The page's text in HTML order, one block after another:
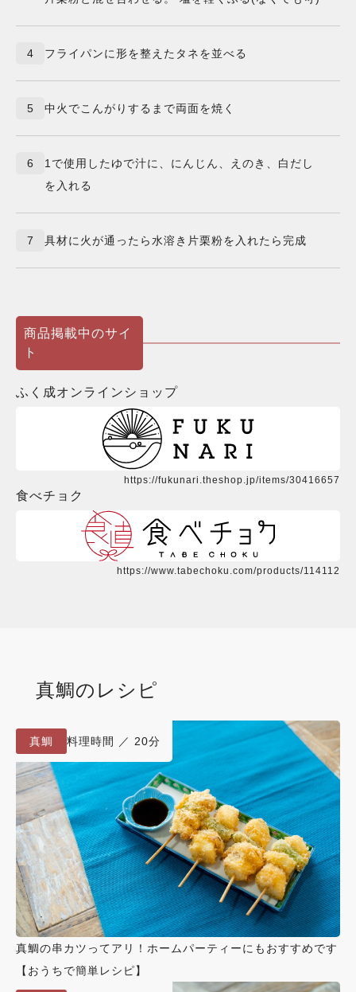
4 フライパンに形を整えたタネを並べる
5 中火でこんがりするまで両面を焼く
6
1で使用したゆで汁に、にんじん、えのき、白だし
を入れる
7 具材に火が通ったら水溶き片栗粉を入れたら完成
商品掲載中のサイ
ト
ふく成オンラインショップ
https://fukunari.theshop.jp/items/30416657
食べチョク
https://www.tabechoku.com/products/114112
真鯛のレシピ
真鯛 料理時間 ／ 20分
真鯛の串カツってアリ！ホームパーティーにもおすすめです
【おうちで簡単レシピ】